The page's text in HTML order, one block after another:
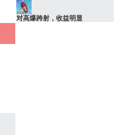
对高爆跨射，收益明显